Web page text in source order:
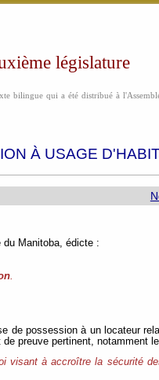
législature
bilingue qui a été distribué à
À USAGE
Manitoba, édicte :
.
de possession à un locateur
preuve pertinent, notamment
visant à accroître la sécurité